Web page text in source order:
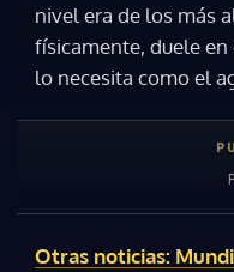
nivel era de los más
físicamente, duele
lo necesita como el
Otras noticias: